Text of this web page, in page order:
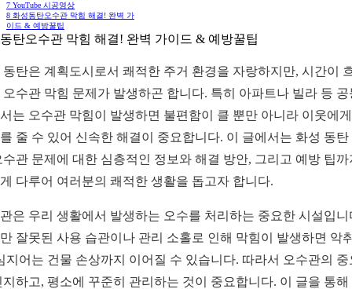
7 YouTube 시공영상
8 화성동탄오수관 막힘 해결! 완벽 가
이드 & 예방꿀팁
탄오수관 막힘 해결! 완벽 가이드 & 예방꿀팁
동탄은 계획도시로서 쾌적한 주거 환경을 자랑하지만, 시간이
오수관 막힘 문제가 발생하곤 합니다. 특히 아파트나 빌라 등 공
는 오수관 막힘이 발생하면 불편함이 클 뿐만 아니라 이웃에
줄 수 있어 신속한 해결이 중요합니다. 이 글에서는 화성 동탄
수관 문제에 대한 심층적인 정보와 해결 방안, 그리고 예방 팁까
다루어 여러분의 쾌적한 생활을 돕고자 합니다.
은 우리 생활에서 발생하는 오수를 처리하는 중요한 시설입니
잘못된 사용 습관이나 관리 소홀로 인해 막힘이 발생하면 악
지어는 건물 손상까지 이어질 수 있습니다. 따라서 오수관의 중
지하고, 평소에 꾸준히 관리하는 것이 중요합니다. 이 글을 통해